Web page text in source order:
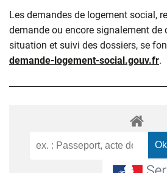
Les demandes de logement social,
demande ou encore signalement de
situation et suivi des dossiers, se
demande-logement-social.gouv.fr.